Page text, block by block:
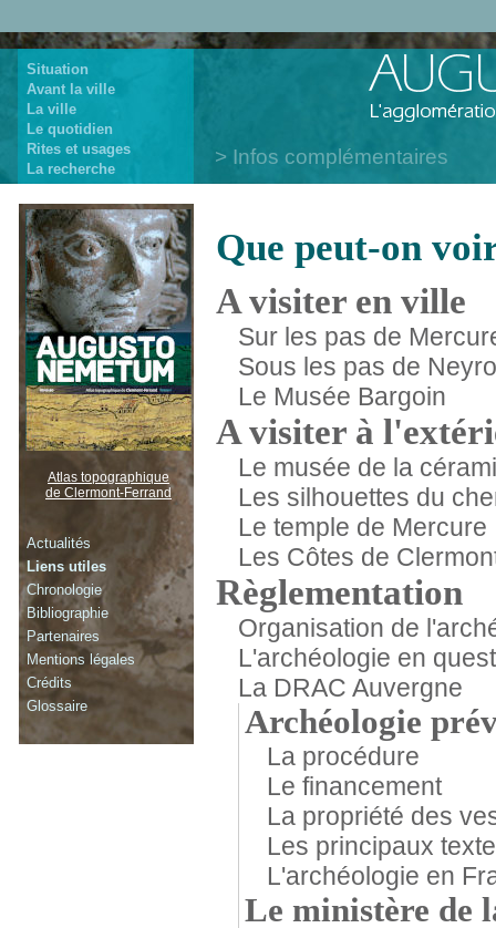
Situation
Avant la ville
La ville
Le quotidien
Rites et usages
La recherche
Infos complémentaires
Que peut-on
A visiter en ville
Sur les pas de
Sous les pas de
Le Musée Bargoin
A visiter à
Le musée de la
Les silhouettes du
Le temple de Mercure
Les Côtes de
Règlementation
Organisation de
L'archéologie en
La DRAC Auvergne
Archéologie
La procédure
Le financement
La propriété des
Les principaux
L'archéologie en
Le ministère de
Atlas topographique
de Clermont-Ferrand
Actualités
Liens utiles
Chronologie
Bibliographie
Partenaires
Mentions légales
Crédits
Glossaire